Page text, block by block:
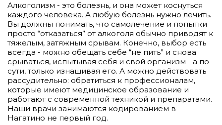
Алкоголизм - это болезнь, и она может коснуться
каждого человека. А любую болезнь нужно лечить.
Вы должны понимать, что самолечение и попытки
просто “отказаться” от алкоголя обычно приводят к
тяжелым, затяжным срывам. Конечно, выбор есть
всегда - можно обещать себе “не пить” и снова
срываться, испытывая себя и свой организм - а по
сути, только изнашивая его. А можно действовать
рассудительно: обратиться к профессионалам,
которые имеют медицинское образование и
работают с современной техникой и препаратами.
Наши врачи занимаются кодированием в
Нагатино не первый год.